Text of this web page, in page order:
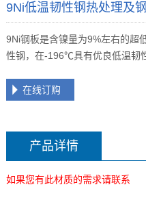
9Ni低温韧性钢热处理及
9Ni钢板是含镍量为9%左右的超
性钢，在-196℃具有优良低温韧
在线订购
产品详情
如果您有此材质的需求请联系